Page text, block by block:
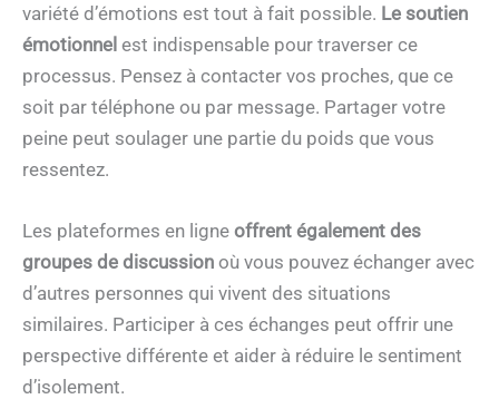
variété d’émotions est tout à fait possible. Le soutien
émotionnel est indispensable pour traverser ce
processus. Pensez à contacter vos proches, que ce
soit par téléphone ou par message. Partager votre
peine peut soulager une partie du poids que vous
ressentez.
Les plateformes en ligne offrent également des
groupes de discussion où vous pouvez échanger avec
d’autres personnes qui vivent des situations
similaires. Participer à ces échanges peut offrir une
perspective différente et aider à réduire le sentiment
d’isolement.